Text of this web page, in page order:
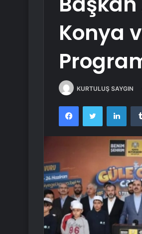
Konya
KURTULUŞ SAYGIN
FacebookTwitter